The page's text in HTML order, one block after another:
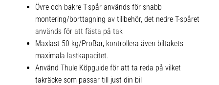
Övre och bakre T-spår används för snabb
montering/borttagning av tillbehör, det nedre T-spåret
används för att fästa på tak
Maxlast 50 kg/ProBar, kontrollera även biltakets
maximala lastkapacitet.
Använd Thule Köpguide för att ta reda på vilket
takräcke som passar till just din bil